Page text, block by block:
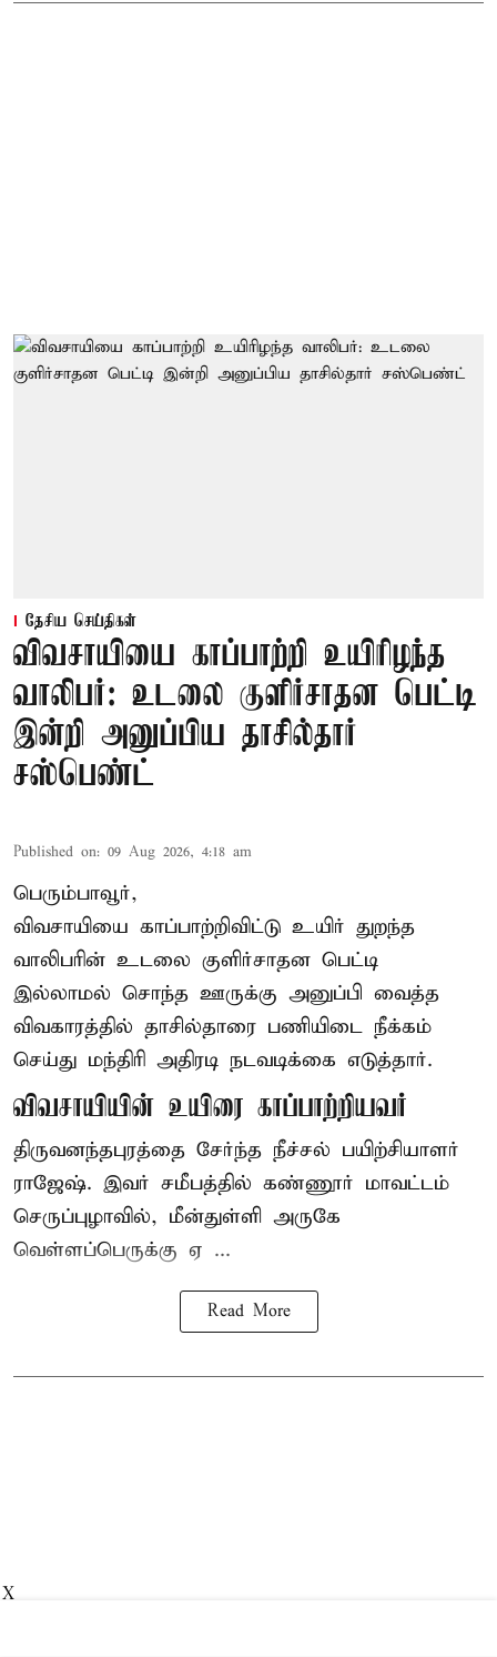
தேசிய செய்திகள்
விவசாயியை காப்பாற்றி உயிரிழந்த
வாலிபர்: உடலை குளிர்சாதன பெட்டி
இன்றி அனுப்பிய தாசில்தார்
சஸ்பெண்ட்
Published on: 09 Aug 2026, 4:18 am
பெரும்பாவூர்,
விவசாயியை காப்பாற்றிவிட்டு உயிர் துறந்த
வாலிபரின் உடலை குளிர்சாதன பெட்டி
இல்லாமல் சொந்த ஊருக்கு அனுப்பி வைத்த
விவகாரத்தில் தாசில்தாரை பணியிடை நீக்கம்
செய்து மந்திரி அதிரடி நடவடிக்கை எடுத்தார்.
விவசாயியின் உயிரை காப்பாற்றியவர்
திருவனந்தபுரத்தை சேர்ந்த நீச்சல் பயிற்சியாளர்
ராஜேஷ். இவர் சமீபத்தில் கண்ணூர் மாவட்டம்
செருப்புழாவில், மீன்துள்ளி அருகே
வெள்ளப்பெருக்கு ஏ ...
Read More
X